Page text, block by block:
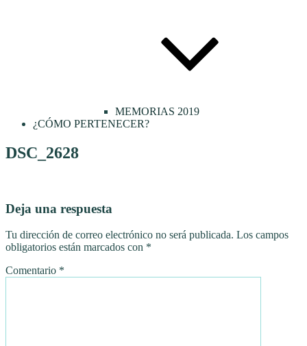
MEMORIAS 2019
¿CÓMO PERTENECER?
DSC_2628
Deja una respuesta
Tu dirección de correo electrónico no será publicada. Los campos
obligatorios están marcados con *
Comentario *